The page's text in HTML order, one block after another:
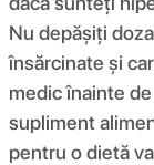
Nu depășiți
însărcinate și
medic înainte
supliment
pentru o dietă